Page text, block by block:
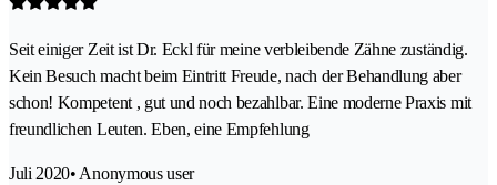
Seit einiger Zeit ist Dr. Eckl für meine verbleibende Zähne zuständig.
Kein Besuch macht beim Eintritt Freude, nach der Behandlung aber
schon! Kompetent , gut und noch bezahlbar. Eine moderne Praxis mit
freundlichen Leuten. Eben, eine Empfehlung
Juli 2020• Anonymous user